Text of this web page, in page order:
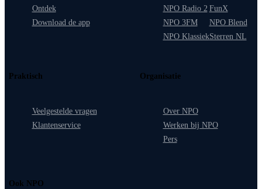
Ontdek
Download de app
NPO Radio 2
NPO 3FM
NPO Klassiek
FunX
NPO Blend
Sterren NL
Praktisch
Veelgestelde vragen
Klantenservice
Organisatie
Over NPO
Werken bij NPO
Pers
Ook NPO